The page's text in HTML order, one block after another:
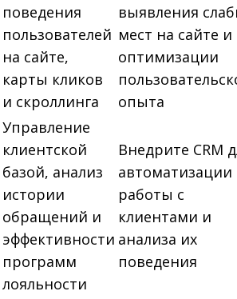
поведения
пользователей
на сайте,
карты кликов
и скроллинга
выявления
мест на сайте и
оптимизации
опыта
Управление
клиентской
базой, анализ
истории
обращений и
эффективности
программ
лояльности
Внедрите CRM
автоматизации
работы с
клиентами и
анализа их
поведения